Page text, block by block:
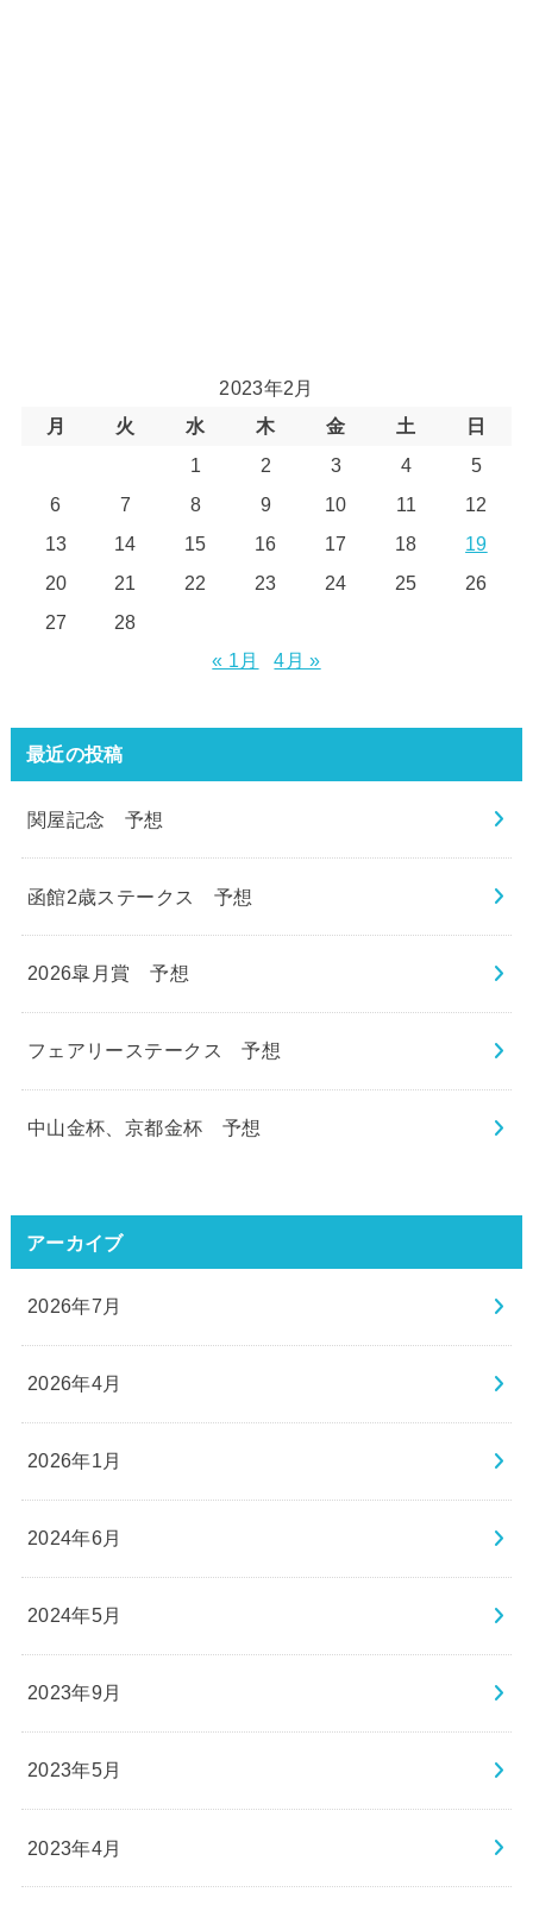
2023年2月
月
火 水 木 金 土
日
1
2 3 4
5
6
7 8 9 10 11
12
13
14 15 16 17 18
19
20
21 22 23 24 25
26
27
28
« 1月
4月 »
最近の投稿
関屋記念 予想
函館2歳ステークス 予想
2026皐月賞 予想
フェアリーステークス 予想
中山金杯、京都金杯 予想
アーカイブ
2026年7月
2026年4月
2026年1月
2024年6月
2024年5月
2023年9月
2023年5月
2023年4月